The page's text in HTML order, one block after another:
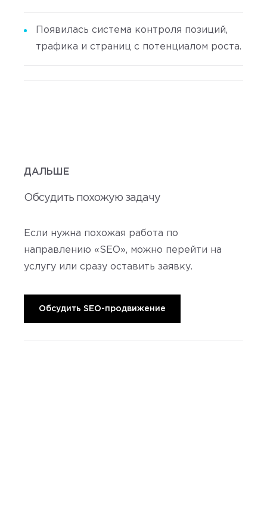
Появилась система контроля позиций,
трафика и страниц с потенциалом роста.
ДАЛЬШЕ
Обсудить похожую задачу
Если нужна похожая работа по
направлению «SEO», можно перейти на
услугу или сразу оставить заявку.
Обсудить SEO-продвижение